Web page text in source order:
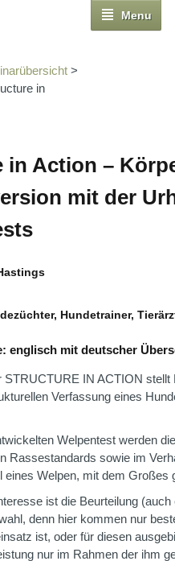
Menu
>
in
in Action –
mit der
Hundetrainer,
englisch mit deutscher
STRUCTURE IN ACTION
Verfassung eines
Welpentest werden
Rassestandards sowie im
eines Welpen, mit dem Großes
ist die Beurteilung
denn hier kommen nur
ist, oder für diesen
nur im Rahmen der ihm